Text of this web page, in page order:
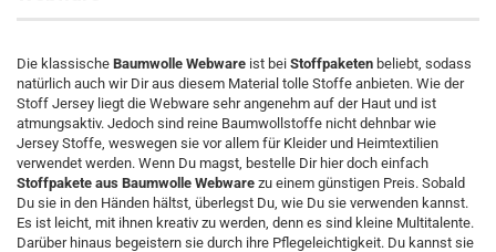
Die klassische Baumwolle Webware ist bei Stoffpaketen beliebt, sodass
natürlich auch wir Dir aus diesem Material tolle Stoffe anbieten. Wie der
Stoff Jersey liegt die Webware sehr angenehm auf der Haut und ist
atmungsaktiv. Jedoch sind reine Baumwollstoffe nicht dehnbar wie
Jersey Stoffe, weswegen sie vor allem für Kleider und Heimtextilien
verwendet werden. Wenn Du magst, bestelle Dir hier doch einfach
Stoffpakete aus Baumwolle Webware zu einem günstigen Preis. Sobald
Du sie in den Händen hältst, überlegst Du, wie Du sie verwenden kannst.
Es ist leicht, mit ihnen kreativ zu werden, denn es sind kleine Multitalente.
Darüber hinaus begeistern sie durch ihre Pflegeleichtigkeit. Du kannst sie